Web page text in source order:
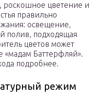
роскошное цветение и
правильно
освещение,
полив, подходящая
цветов может
«мадам Баттерфляй».
подробнее.
режим